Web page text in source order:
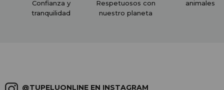
Confianza y
tranquilidad
Respetuosos con
nuestro planeta
animales
@TUPELUONLINE EN INSTAGRAM